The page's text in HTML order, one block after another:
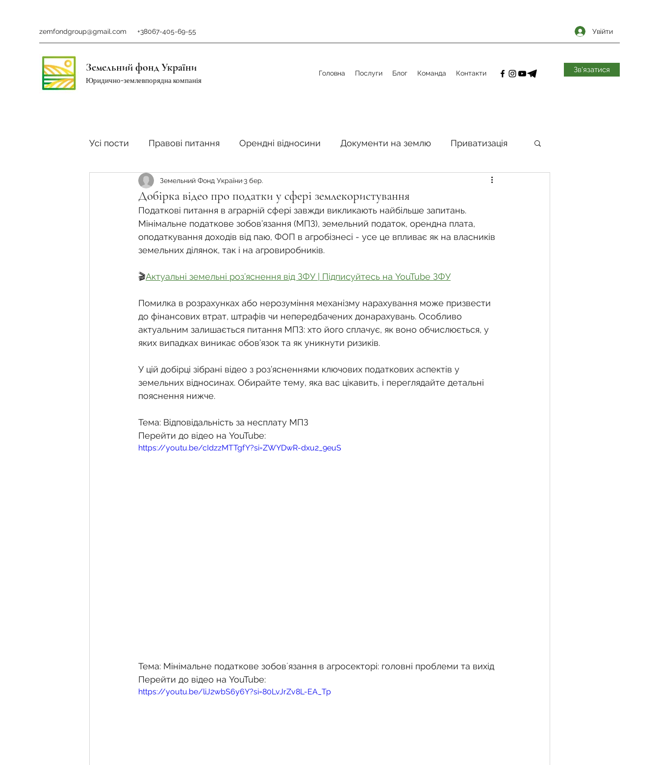
zemfondgroup@gmail.com +38067-405-69-55 Увійти
Земельний фонд України
Юридично-землевпорядна компанія
Головна Послуги Блог Команда Контакти Зв'язатися
Усі пости Правові питання Орендні відносини Документи на землю Приватизація
Ринок землі Податки стосовно земельної сфери Органи місцевого самоврядування
Фермерське господарство Спадкування земельної ділянки
Нормативно-грошова оцінка Суд Будівництво Встановлення меж земельної ділянки
Сервітут Державна реєстрація земельних прав Юридичні питання у воєнний час
Загальні правові питання
Добірка відео про податки у сфері землекористування
Земельний Фонд України3 бер.
Податкові питання в аграрній сфері завжди викликають найбільше запитань.
Мінімальне податкове зобов’язання (МПЗ), земельний податок, орендна плата,
оподаткування доходів від паю, ФОП в агробізнесі - усе це впливає як на власників
земельних ділянок, так і на агровиробників.
🎬Актуальні земельні роз’яснення від ЗФУ | Підписуйтесь на YouTube ЗФУ
Помилка в розрахунках або нерозуміння механізму нарахування може призвести
до фінансових втрат, штрафів чи непередбачених донарахувань. Особливо
актуальним залишається питання МПЗ: хто його сплачує, як воно обчислюється, у
яких випадках виникає обов’язок та як уникнути ризиків.
У цій добірці зібрані відео з роз’ясненнями ключових податкових аспектів у
земельних відносинах. Обирайте тему, яка вас цікавить, і переглядайте детальні
пояснення нижче.
Тема: Відповідальність за несплату МПЗ
Перейти до відео на YouTube:
https://youtu.be/cIdzzMTTgfY?si=ZWYDwR-dxu2_9euS
Тема: Мінімальне податкове зобовʼязання в агросекторі: головні проблеми та вихід
Перейти до відео на YouTube:
https://youtu.be/liJ2wbS6y6Y?si=80LvJrZv8L-EA_Tp